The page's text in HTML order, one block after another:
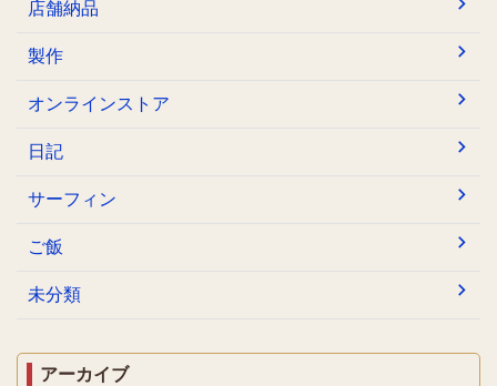
店舗納品
製作
オンラインストア
日記
サーフィン
ご飯
未分類
アーカイブ